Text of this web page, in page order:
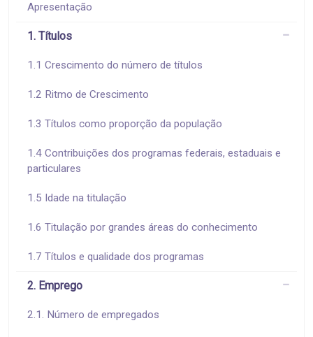
Apresentação
1. Títulos
1.1 Crescimento do número de títulos
1.2 Ritmo de Crescimento
1.3 Títulos como proporção da população
1.4 Contribuições dos programas federais, estaduais e
particulares
1.5 Idade na titulação
1.6 Titulação por grandes áreas do conhecimento
1.7 Títulos e qualidade dos programas
2. Emprego
2.1. Número de empregados